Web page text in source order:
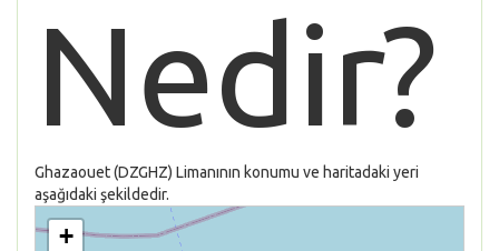
Nedir?
Ghazaouet (DZGHZ) Limanının konumu ve haritadaki yeri
aşağıdaki şekildedir.
+